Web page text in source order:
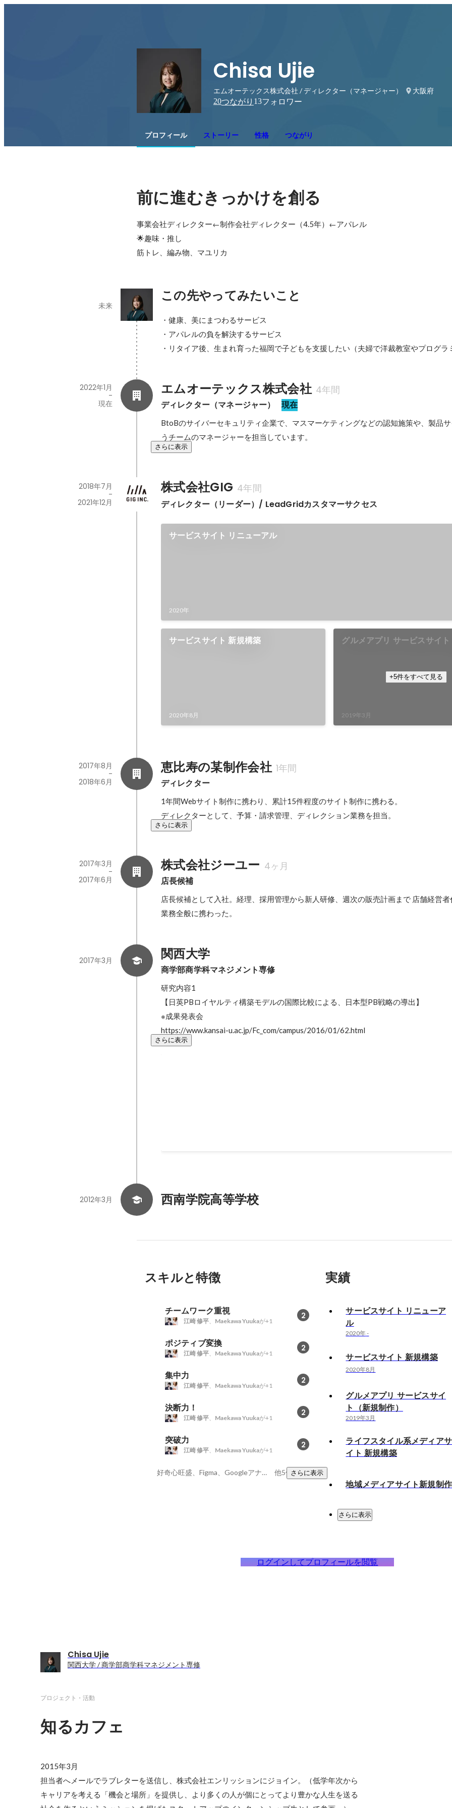
Chisa Ujie
エムオーテックス株式会社 / ディレクター（マネージャー）
大阪府
20つながり 13フォロワー
プロフィール ストーリー 性格 つながり
前に進むきっかけを創る
事業会社ディレクター←制作会社ディレクター（4.5年）←アパレル
🌟趣味・推し
筋トレ、編み物、マユリカ
この先やってみたいこと
未来
・健康、美にまつわるサービス
・アパレルの負を解決するサービス
・リタイア後、生まれ育った福岡で子どもを支援したい（夫婦で洋裁教室やプログラ
エムオーテックス株式会社 4年間
ディレクター（マネージャー） 現在
2022年1月
-
現在
BtoBのサイバーセキュリティ企業で、マスマーケティングなどの認知施策や、製品
うチームのマネージャーを担当しています。
さらに表示
株式会社GIG 4年間
ディレクター（リーダー）/ LeadGridカスタマーサクセス
2018年7月
-
2021年12月
サービスサイト リニューアル
2020年
サービスサイト 新規構築
2020年8月
グルメアプリ サービスサイ
2019年3月
+5件をすべて見る
恵比寿の某制作会社 1年間
ディレクター
2017年8月
-
2018年6月
1年間Webサイト制作に携わり、累計15件程度のサイト制作に携わる。
ディレクターとして、予算・請求管理、ディレクション業務を担当。
さらに表示
株式会社ジーユー 4ヶ月
店長候補
2017年3月
-
2017年6月
店長候補として入社。経理、採用管理から新人研修、週次の販売計画まで 店舗経営
業務全般に携わった。
関西大学
商学部商学科マネジメント専修
2017年3月
研究内容1
【日英PBロイヤルティ構築モデルの国際比較による、日本型PB戦略の導出】
※成果発表会
https://www.kansai-u.ac.jp/Fc_com/campus/2016/01/62.html
さらに表示
ィングでプレゼンテーションする。
西南学院高等学校
2012年3月
スキルと特徴
チームワーク重視 2
江崎 修平、 Maekawa Yuukaが+1
ポジティブ変換 2
江崎 修平、 Maekawa Yuukaが+1
集中力 2
江崎 修平、 Maekawa Yuukaが+1
決断力！ 2
江崎 修平、 Maekawa Yuukaが+1
突破力 2
江崎 修平、 Maekawa Yuukaが+1
好奇心旺盛、Figma、Googleアナリティクス 他5件さらに表示
実績
サービスサイト リニューア
ル
2020年-
サービスサイト 新規構築
2020年8月
グルメアプリ サービスサイ
ト（新規制作）
2019年3月
ライフスタイル系メディアサ
イト 新規構築
地域メディアサイト新規制作
さらに表示
ログインしてプロフィールを閲覧
Chisa Ujie
関西大学 / 商学部商学科マネジメント専修
プロジェクト・活動
知るカフェ
2015年3月
担当者へメールでラブレターを送信し、株式会社エンリッションにジョイン。（低学年次から
キャリアを考える「機会と場所」を提供し、より多くの人が個にとってより豊かな人生を送る